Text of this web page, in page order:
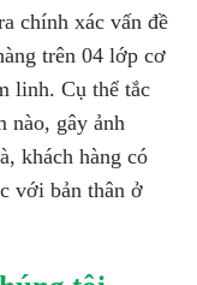
chính xác vấn đề
trên 04 lớp cơ
linh. Cụ thể tắc
nào, gây ảnh
khách hàng có
với bản thân ở